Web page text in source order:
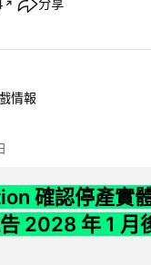
↗ 分享
情報
確認停產實
2028 年 1 月